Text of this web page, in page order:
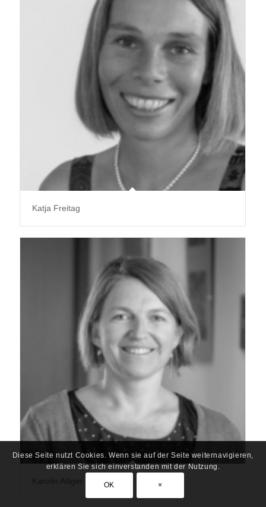
Katja Freitag
Diese Seite nutzt Cookies. Wenn sie auf der Seite weiternavigieren,
erklären Sie sich einverstanden mit der Nutzung.
OK ×